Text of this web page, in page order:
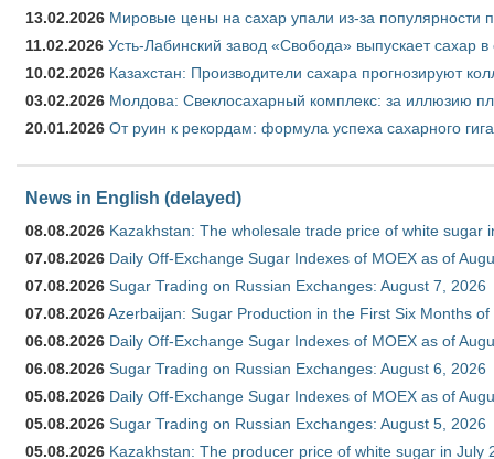
13.02.2026 Мировые цены на сахар упали из-за популярности
11.02.2026 Усть-Лабинский завод «Свобода» выпускает сахар в
10.02.2026 Казахстан: Производители сахара прогнозируют
03.02.2026 Молдова: Свеклосахарный комплекс: за иллюзию
20.01.2026 От руин к рекордам: формула успеха сахарного
News in English (delayed)
08.08.2026 Kazakhstan: The wholesale trade price of white sugar
07.08.2026 Daily Off-Exchange Sugar Indexes of MOEX as of
07.08.2026 Sugar Trading on Russian Exchanges: August 7, 2026
07.08.2026Azerbaijan: Sugar Production in the First Six Months of
06.08.2026 Daily Off-Exchange Sugar Indexes of MOEX as of
06.08.2026 Sugar Trading on Russian Exchanges: August 6, 2026
05.08.2026 Daily Off-Exchange Sugar Indexes of MOEX as of
05.08.2026 Sugar Trading on Russian Exchanges: August 5, 2026
05.08.2026 Kazakhstan: The producer price of white sugar in July